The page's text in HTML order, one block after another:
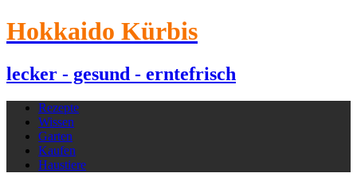
Hokkaido Kürbis
lecker - gesund - erntefrisch
Rezepte
Wissen
Garten
Kaufen
Haustiere